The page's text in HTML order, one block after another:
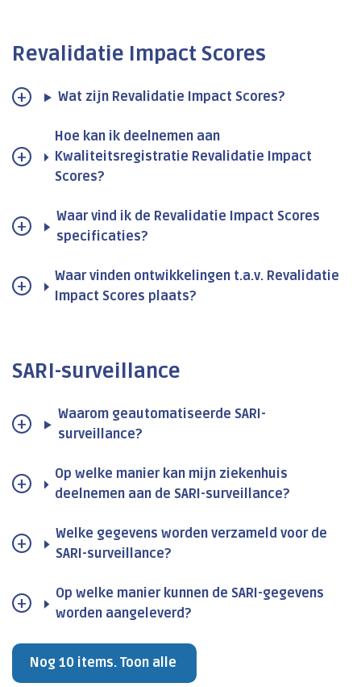
Revalidatie Impact Scores
Wat zijn Revalidatie Impact Scores?
Hoe kan ik deelnemen aan
Kwaliteitsregistratie Revalidatie Impact
Scores?
Waar vind ik de Revalidatie Impact Scores
specificaties?
Waar vinden ontwikkelingen t.a.v. Revalidatie
Impact Scores plaats?
SARI-surveillance
Waarom geautomatiseerde SARI-
surveillance?
Op welke manier kan mijn ziekenhuis
deelnemen aan de SARI-surveillance?
Welke gegevens worden verzameld voor de
SARI-surveillance?
Op welke manier kunnen de SARI-gegevens
worden aangeleverd?
Nog 10 items. Toon alle